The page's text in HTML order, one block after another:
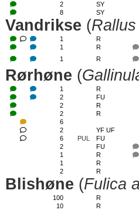
2 SY
8
SY
Vandrikse (
1 R
1
R
1
R
Rørhøne (
1 R
2
FU
2
R
2
R
6
2
YF UF
6
PUL FU
2
FU
1
R
1
R
2
R
Blishøne (Fulica
100 R
10
R